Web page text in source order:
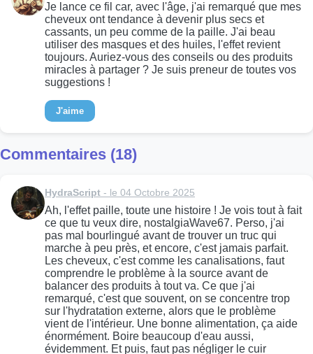
Je lance ce fil car, avec l'âge, j'ai remarqué que mes
cheveux ont tendance à devenir plus secs et
cassants, un peu comme de la paille. J'ai beau
utiliser des masques et des huiles, l'effet revient
toujours. Auriez-vous des conseils ou des produits
miracles à partager ? Je suis preneur de toutes vos
suggestions !
J'aime
Commentaires (18)
HydraScript - le 04 Octobre 2025
Ah, l'effet paille, toute une histoire ! Je vois tout à fait
ce que tu veux dire, nostalgiaWave67. Perso, j'ai
pas mal bourlingué avant de trouver un truc qui
marche à peu près, et encore, c'est jamais parfait.
Les cheveux, c'est comme les canalisations, faut
comprendre le problème à la source avant de
balancer des produits à tout va. Ce que j'ai
remarqué, c'est que souvent, on se concentre trop
sur l'hydratation externe, alors que le problème
vient de l'intérieur. Une bonne alimentation, ça aide
énormément. Boire beaucoup d'eau aussi,
évidemment. Et puis, faut pas négliger le cuir